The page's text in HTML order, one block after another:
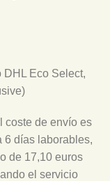
DHL Eco Select,
coste de envío es
6 días laborables,
de 17,10 euros
el servicio